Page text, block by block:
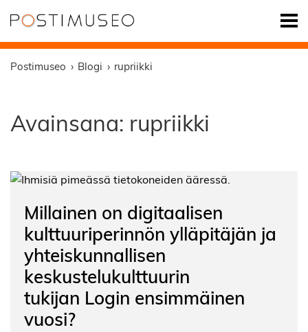
Postimuseo Blogi rupriikki
Avainsana: rupriikki
Millainen on digitaalisen
kulttuuriperinnön ylläpitäjän ja
yhteiskunnallisen
keskustelukulttuurin
tukijan Login ensimmäinen
vuosi?